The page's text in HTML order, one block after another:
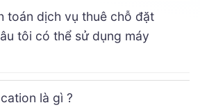
toán dịch vụ thuê chỗ đặt
tôi có thể sử dụng máy
là gì ?